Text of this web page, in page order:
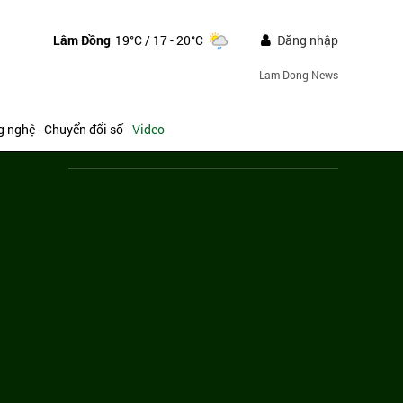
Lâm Đồng 19°C/ 17 - 20°C Đăng nhập
Lam Dong News
nghệ - Chuyển đổi số Video